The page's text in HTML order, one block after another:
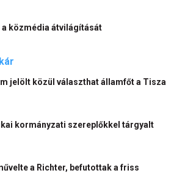
közmédia átvilágítását
jelölt közül választhat államfőt a Tisza
kormányzati szereplőkkel tárgyalt
a Richter, befutottak a friss